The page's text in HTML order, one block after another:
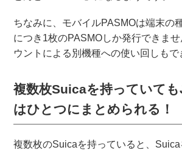
ちなみに、モバイルPASMOは端末の
につき1枚のPASMOしか発行できま
ウントによる別機種への使い回しもで
複数枚Suicaを持っていて
はひとつにまとめられる！
複数枚のSuicaを持っていると、